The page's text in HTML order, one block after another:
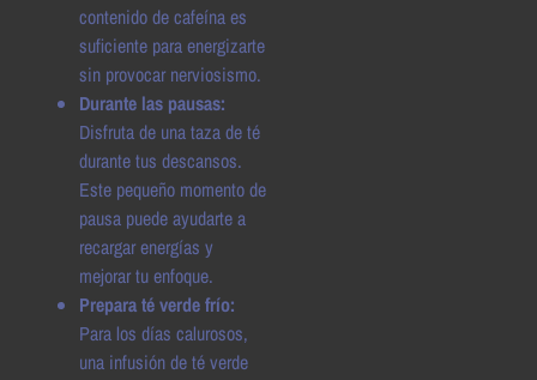
contenido de cafeína es
suficiente para energizarte
sin provocar nerviosismo.
Durante las pausas:
Disfruta de una taza de té
durante tus descansos.
Este pequeño momento de
pausa puede ayudarte a
recargar energías y
mejorar tu enfoque.
Prepara té verde frío:
Para los días calurosos,
una infusión de té verde